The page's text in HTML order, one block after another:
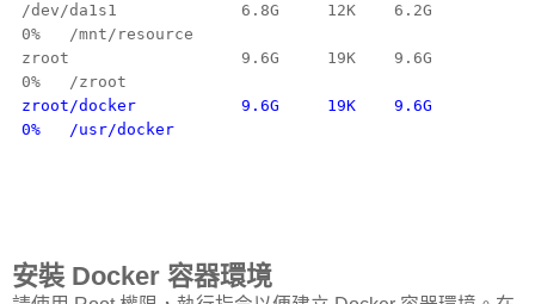
/dev/da1s1 6.8G 12K 6.2G
0% /mnt/resource
zroot 9.6G 19K 9.6G
0% /zroot
zroot/docker 9.6G 19K 9.6G
0% /usr/docker
安裝 Docker 容器環境